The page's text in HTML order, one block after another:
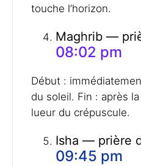
touche l’horizon.
Maghrib —
08:02 pm
Début :
du soleil. Fin : après
lueur du crépuscule.
Isha — prière
09:45 pm